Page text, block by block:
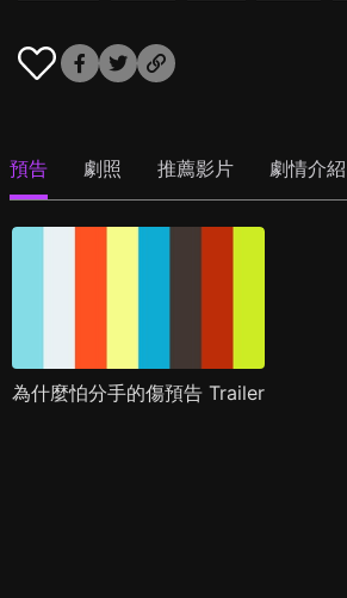
預告 劇照 推薦影片 劇情介紹
為什麼怕分手的傷預告 Trailer